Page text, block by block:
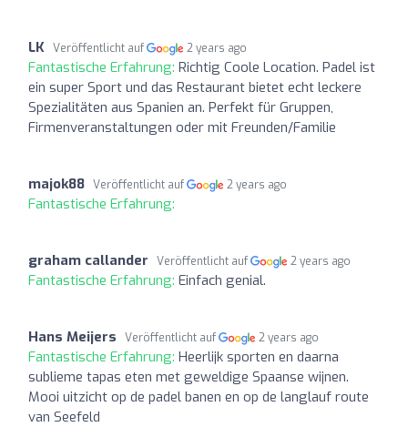
LK Veröffentlicht auf 2 years ago
Fantastische Erfahrung: Richtig Coole Location. Padel ist
ein super Sport und das Restaurant bietet echt leckere
Spezialitäten aus Spanien an. Perfekt für Gruppen,
Firmenveranstaltungen oder mit Freunden/Familie
majok88 Veröffentlicht auf 2 years ago
Fantastische Erfahrung:
graham callander Veröffentlicht auf 2 years ago
Fantastische Erfahrung: Einfach genial.
Hans Meijers Veröffentlicht auf 2 years ago
Fantastische Erfahrung: Heerlijk sporten en daarna
sublieme tapas eten met geweldige Spaanse wijnen.
Mooi uitzicht op de padel banen en op de langlauf route
van Seefeld